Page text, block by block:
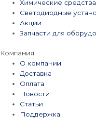
Химические
Светодиодные
Акции
Запчасти для
Компания
О компании
Доставка
Оплата
Новости
Статьи
Поддержка